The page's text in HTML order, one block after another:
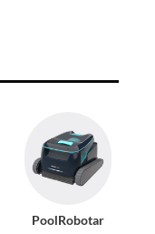
PoolRobotar